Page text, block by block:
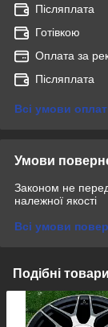
Післяплата
Готівкою
Оплата за
Післяплата
Всі умови
Умови
Законом не
належної якості
Всі умови
Подібні